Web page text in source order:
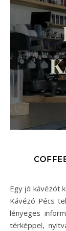
Egy jó kávézót keresel Pécs városában? coffee and style –
Kávézó Pécs
lényeges
térképpel,